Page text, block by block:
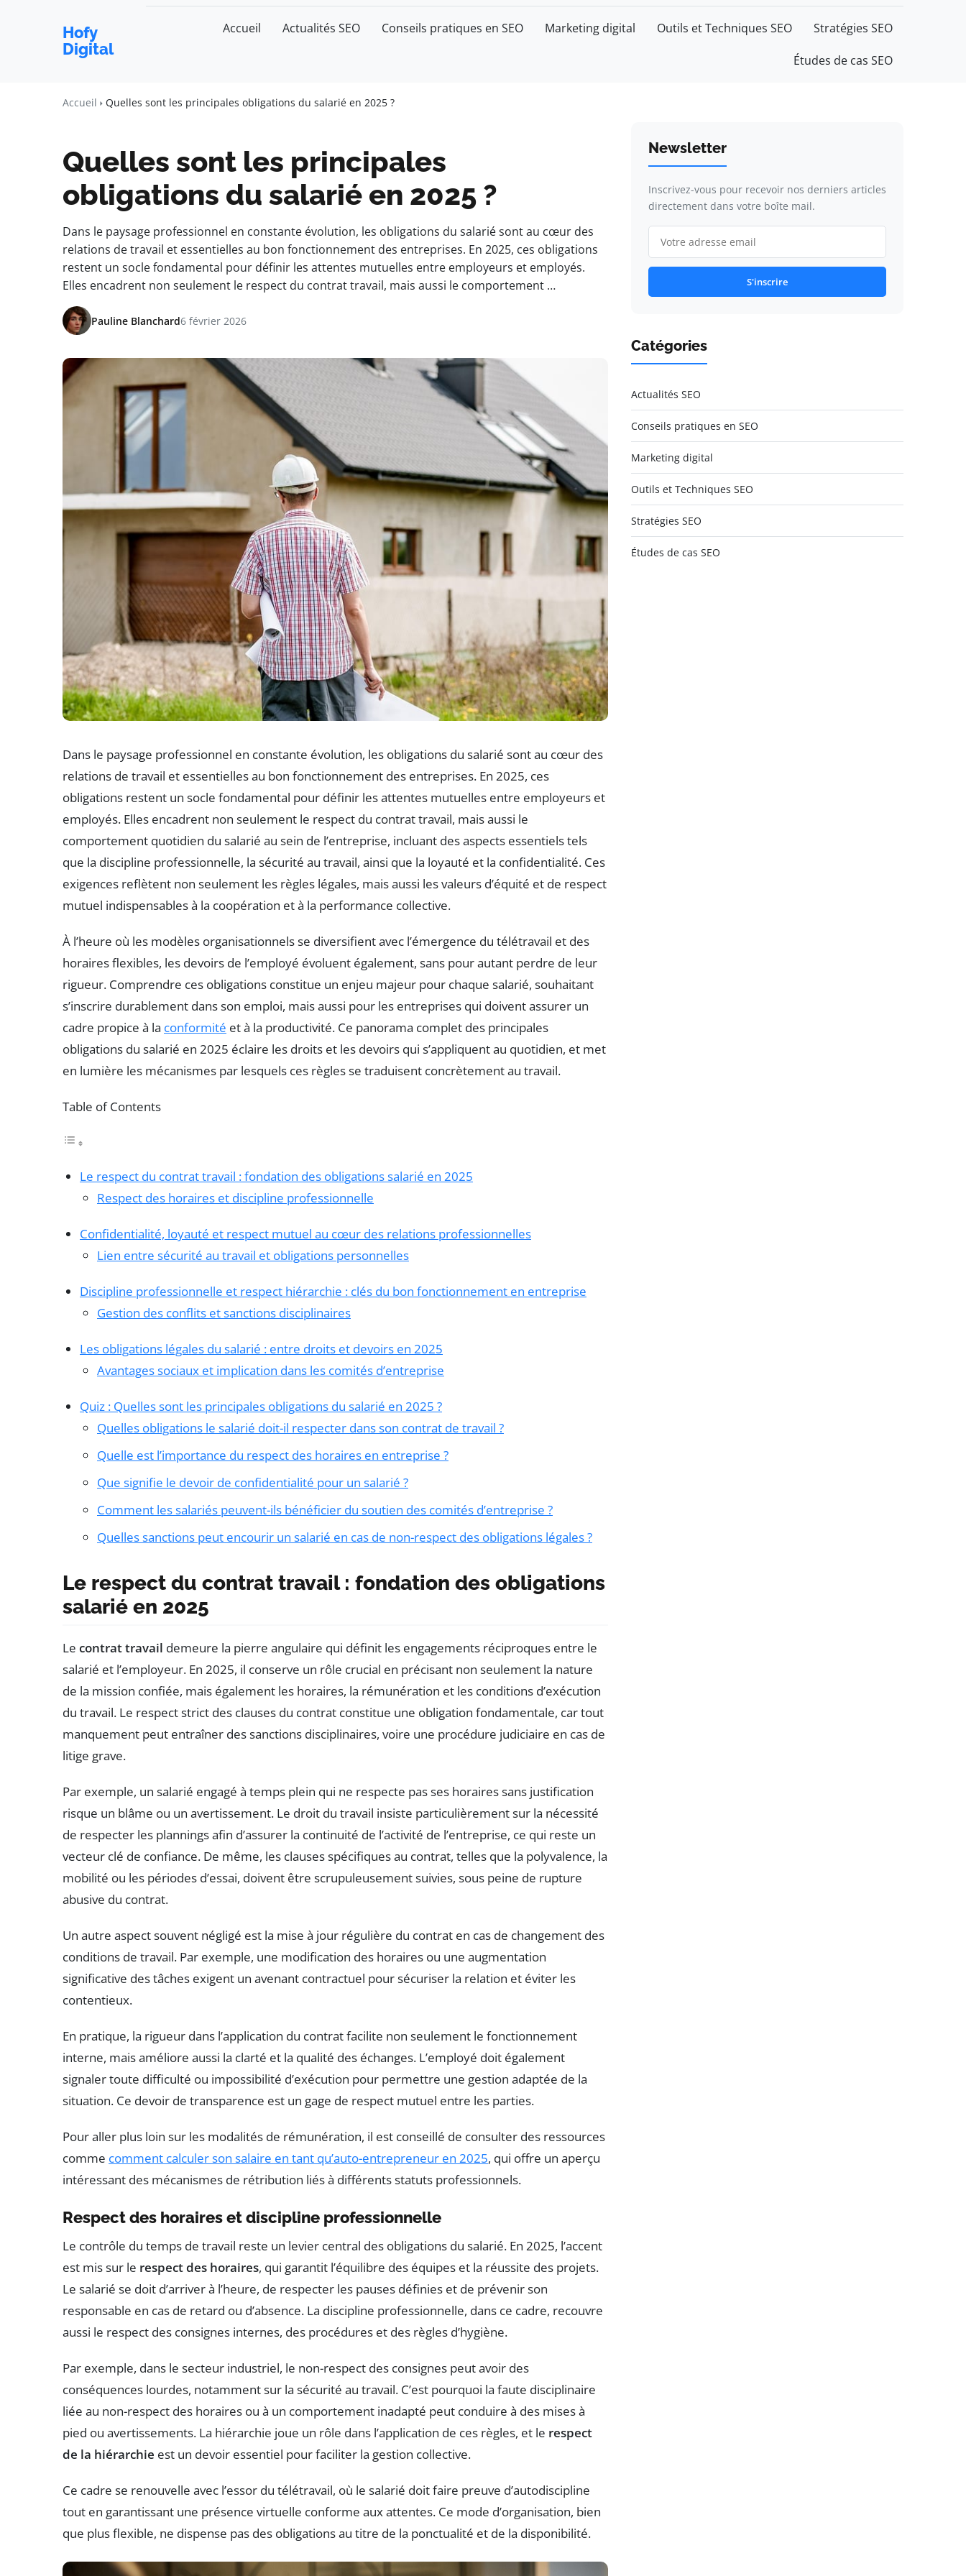
Hofy
Digital
Accueil Actualités SEO Conseils pratiques en SEO Marketing digital Outils et Techniques SEO Stratégies SEO
Études de cas SEO
Accueil Quelles sont les principales obligations du salarié en 2025 ?
Quelles sont les principales
obligations du salarié en 2025 ?
Dans le paysage professionnel en constante évolution, les obligations du salarié sont au cœur des
relations de travail et essentielles au bon fonctionnement des entreprises. En 2025, ces obligations
restent un socle fondamental pour définir les attentes mutuelles entre employeurs et employés.
Elles encadrent non seulement le respect du contrat travail, mais aussi le comportement …
Pauline Blanchard6 février 2026
Dans le paysage professionnel en constante évolution, les obligations du salarié sont au cœur des
relations de travail et essentielles au bon fonctionnement des entreprises. En 2025, ces
obligations restent un socle fondamental pour définir les attentes mutuelles entre employeurs et
employés. Elles encadrent non seulement le respect du contrat travail, mais aussi le
comportement quotidien du salarié au sein de l’entreprise, incluant des aspects essentiels tels
que la discipline professionnelle, la sécurité au travail, ainsi que la loyauté et la confidentialité. Ces
exigences reflètent non seulement les règles légales, mais aussi les valeurs d’équité et de respect
mutuel indispensables à la coopération et à la performance collective.
À l’heure où les modèles organisationnels se diversifient avec l’émergence du télétravail et des
horaires flexibles, les devoirs de l’employé évoluent également, sans pour autant perdre de leur
rigueur. Comprendre ces obligations constitue un enjeu majeur pour chaque salarié, souhaitant
s’inscrire durablement dans son emploi, mais aussi pour les entreprises qui doivent assurer un
cadre propice à la conformité et à la productivité. Ce panorama complet des principales
obligations du salarié en 2025 éclaire les droits et les devoirs qui s’appliquent au quotidien, et met
en lumière les mécanismes par lesquels ces règles se traduisent concrètement au travail.
Table of Contents
Le respect du contrat travail : fondation des obligations salarié en 2025
Respect des horaires et discipline professionnelle
Confidentialité, loyauté et respect mutuel au cœur des relations professionnelles
Lien entre sécurité au travail et obligations personnelles
Discipline professionnelle et respect hiérarchie : clés du bon fonctionnement en entreprise
Gestion des conflits et sanctions disciplinaires
Les obligations légales du salarié : entre droits et devoirs en 2025
Avantages sociaux et implication dans les comités d’entreprise
Quiz : Quelles sont les principales obligations du salarié en 2025 ?
Quelles obligations le salarié doit-il respecter dans son contrat de travail ?
Quelle est l’importance du respect des horaires en entreprise ?
Que signifie le devoir de confidentialité pour un salarié ?
Comment les salariés peuvent-ils bénéficier du soutien des comités d’entreprise ?
Quelles sanctions peut encourir un salarié en cas de non-respect des obligations légales ?
Le respect du contrat travail : fondation des obligations
salarié en 2025
Le contrat travail demeure la pierre angulaire qui définit les engagements réciproques entre le
salarié et l’employeur. En 2025, il conserve un rôle crucial en précisant non seulement la nature
de la mission confiée, mais également les horaires, la rémunération et les conditions d’exécution
du travail. Le respect strict des clauses du contrat constitue une obligation fondamentale, car tout
manquement peut entraîner des sanctions disciplinaires, voire une procédure judiciaire en cas de
litige grave.
Par exemple, un salarié engagé à temps plein qui ne respecte pas ses horaires sans justification
risque un blâme ou un avertissement. Le droit du travail insiste particulièrement sur la nécessité
de respecter les plannings afin d’assurer la continuité de l’activité de l’entreprise, ce qui reste un
vecteur clé de confiance. De même, les clauses spécifiques au contrat, telles que la polyvalence, la
mobilité ou les périodes d’essai, doivent être scrupuleusement suivies, sous peine de rupture
abusive du contrat.
Un autre aspect souvent négligé est la mise à jour régulière du contrat en cas de changement des
conditions de travail. Par exemple, une modification des horaires ou une augmentation
significative des tâches exigent un avenant contractuel pour sécuriser la relation et éviter les
contentieux.
En pratique, la rigueur dans l’application du contrat facilite non seulement le fonctionnement
interne, mais améliore aussi la clarté et la qualité des échanges. L’employé doit également
signaler toute difficulté ou impossibilité d’exécution pour permettre une gestion adaptée de la
situation. Ce devoir de transparence est un gage de respect mutuel entre les parties.
Pour aller plus loin sur les modalités de rémunération, il est conseillé de consulter des ressources
comme comment calculer son salaire en tant qu’auto-entrepreneur en 2025, qui offre un aperçu
intéressant des mécanismes de rétribution liés à différents statuts professionnels.
Respect des horaires et discipline professionnelle
Le contrôle du temps de travail reste un levier central des obligations du salarié. En 2025, l’accent
est mis sur le respect des horaires, qui garantit l’équilibre des équipes et la réussite des projets.
Le salarié se doit d’arriver à l’heure, de respecter les pauses définies et de prévenir son
responsable en cas de retard ou d’absence. La discipline professionnelle, dans ce cadre, recouvre
aussi le respect des consignes internes, des procédures et des règles d’hygiène.
Par exemple, dans le secteur industriel, le non-respect des consignes peut avoir des
conséquences lourdes, notamment sur la sécurité au travail. C’est pourquoi la faute disciplinaire
liée au non-respect des horaires ou à un comportement inadapté peut conduire à des mises à
pied ou avertissements. La hiérarchie joue un rôle dans l’application de ces règles, et le respect
de la hiérarchie est un devoir essentiel pour faciliter la gestion collective.
Ce cadre se renouvelle avec l’essor du télétravail, où le salarié doit faire preuve d’autodiscipline
tout en garantissant une présence virtuelle conforme aux attentes. Ce mode d’organisation, bien
que plus flexible, ne dispense pas des obligations au titre de la ponctualité et de la disponibilité.
Newsletter
Inscrivez-vous pour recevoir nos derniers articles
directement dans votre boîte mail.
S'inscrire
Catégories
Actualités SEO
Conseils pratiques en SEO
Marketing digital
Outils et Techniques SEO
Stratégies SEO
Études de cas SEO